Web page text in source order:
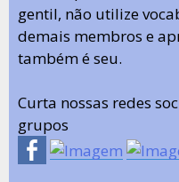
gentil, não utilize
demais membros e
também é seu.
Curta nossas redes
grupos